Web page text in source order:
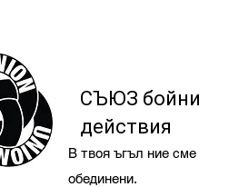
СЪЮЗ бойни
действия
В твоя ъгъл ние сме
обединени.